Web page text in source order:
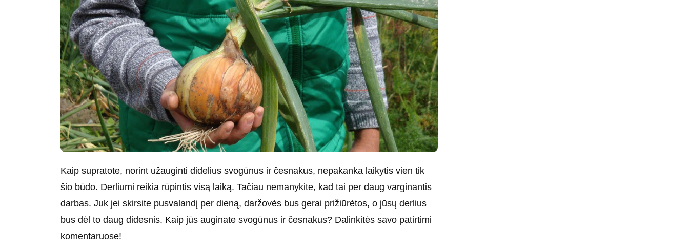
Kaip supratote, norint užauginti didelius svogūnus ir česnakus, nepakanka laikytis vien tik
šio būdo. Derliumi reikia rūpintis visą laiką. Tačiau nemanykite, kad tai per daug varginantis
darbas. Juk jei skirsite pusvalandį per dieną, daržovės bus gerai prižiūrėtos, o jūsų derlius
bus dėl to daug didesnis. Kaip jūs auginate svogūnus ir česnakus? Dalinkitės savo patirtimi
komentaruose!